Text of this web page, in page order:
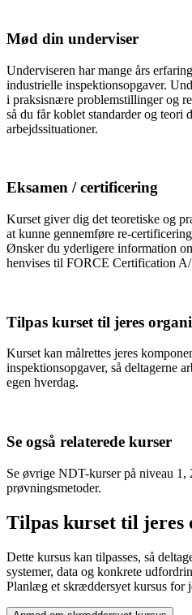
Mød din underviser
Underviseren har mange års
industrielle inspektionsopgaver.
i praksisnære problemstillinger og
så du får koblet standarder og teori
arbejdssituationer.
Eksamen / certificering
Kurset giver dig det teoretiske og
at kunne gennemføre re-
Ønsker du yderligere information
henvises til FORCE Certification A/
Tilpas kurset til jeres
Kurset kan målrettes jeres
inspektionsopgaver, så deltagerne
egen hverdag.
Se også relaterede kurser
Se øvrige NDT-kurser på niveau 1,
prøvningsmetoder.
Tilpas kurset til jeres
Dette kursus kan tilpasses, så
systemer, data og konkrete
Planlæg et skræddersyet kursus for